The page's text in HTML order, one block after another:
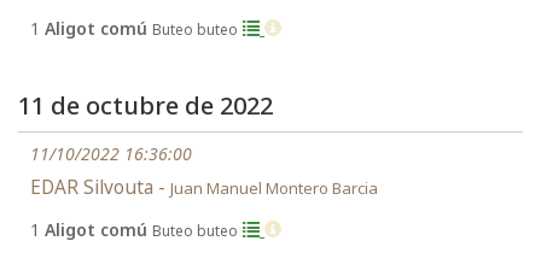
1 Aligot comú Buteo buteo
11 de octubre de 2022
11/10/2022 16:36:00
EDAR Silvouta - Juan Manuel Montero Barcia
1 Aligot comú Buteo buteo